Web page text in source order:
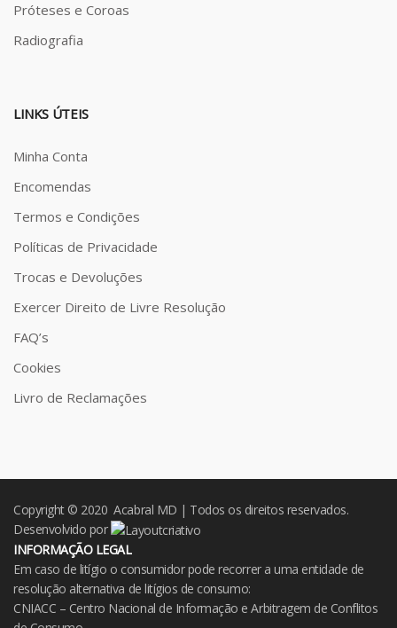
Próteses e Coroas
Radiografia
LINKS ÚTEIS
Minha Conta
Encomendas
Termos e Condições
Políticas de Privacidade
Trocas e Devoluções
Exercer Direito de Livre Resolução
FAQ’s
Cookies
Livro de Reclamações
Copyright © 2020 Acabral MD | Todos os direitos reservados.
Desenvolvido por
INFORMAÇÃO LEGAL
Em caso de litígio o consumidor pode recorrer a uma entidade de
resolução alternativa de litígios de consumo:
CNIACC – Centro Nacional de Informação e Arbitragem de Conflitos